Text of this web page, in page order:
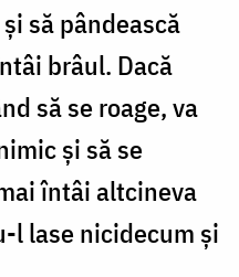
să pândească
brâul. Dacă
să se roage, va
şi să se
întâi altcineva
l lase nicidecum şi